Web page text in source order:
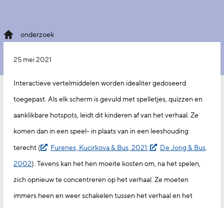
onderzoek
25 mei 2021
Interactieve vertelmiddelen worden idealiter gedoseerd
toegepast. Als elk scherm is gevuld met spelletjes, quizzen en
aanklikbare hotspots, leidt dit kinderen af van het verhaal. Ze
komen dan in een speel- in plaats van in een leeshouding
terecht (
Furenes, Kucirkova & Bus, 2021;
De Jong & Bus,
2002). Tevens kan het hen moeite kosten om, na het spelen,
zich opnieuw te concentreren op het verhaal. Ze moeten
immers heen en weer schakelen tussen het verhaal en het